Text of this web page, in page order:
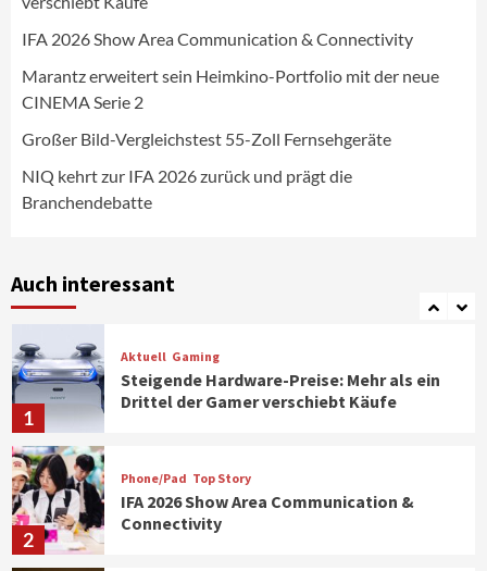
IFA 2026 Show Area Communication & Connectivity
Marantz erweitert sein Heimkino-Portfolio mit der neue
CINEMA Serie 2
Großer Bild-Vergleichstest 55-Zoll Fernsehgeräte
NIQ kehrt zur IFA 2026 zurück und prägt die
Branchendebatte
Auch interessant
5
NIQ kehrt zur IFA 2026 zurück und prägt
die Branchendebatte
6
Aktuell
CHERRY baut Vertriebsteam in
7
Klimageräte und Ventilatoren
1
Aktuell Gaming
Steigende Hardware-Preise: Mehr als ein
Drittel der Gamer verschiebt Käufe
2
Phone/Pad Top Story
IFA 2026 Show Area Communication &
Connectivity